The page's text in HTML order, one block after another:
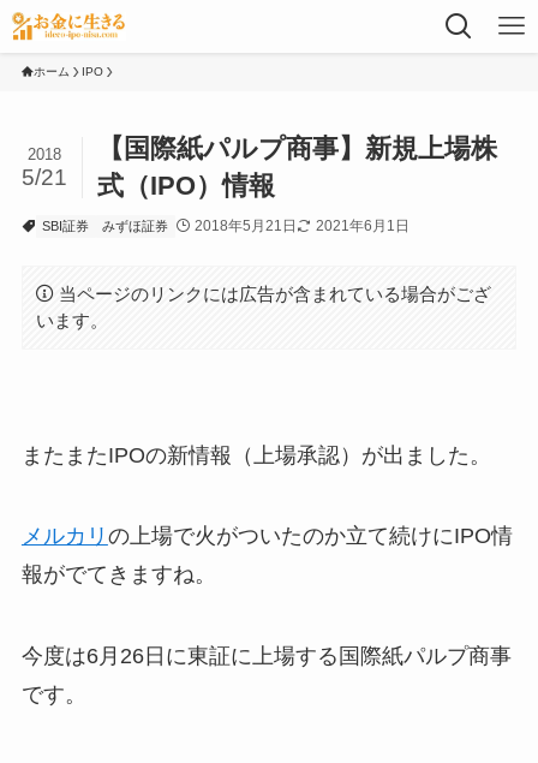
ホーム IPO
【国際紙パルプ商事】新規上場株
式（IPO）情報
2018
5/21
SBI証券 みずほ証券 2018年5月21日 2021年6月1日
当ページのリンクには広告が含まれている場合がござ
います。
またまたIPOの新情報（上場承認）が出ました。
メルカリ の上場で火がついたのか立て続けにIPO情
報がでてきますね。
今度は6月26日に東証に上場する国際紙パルプ商事
です。